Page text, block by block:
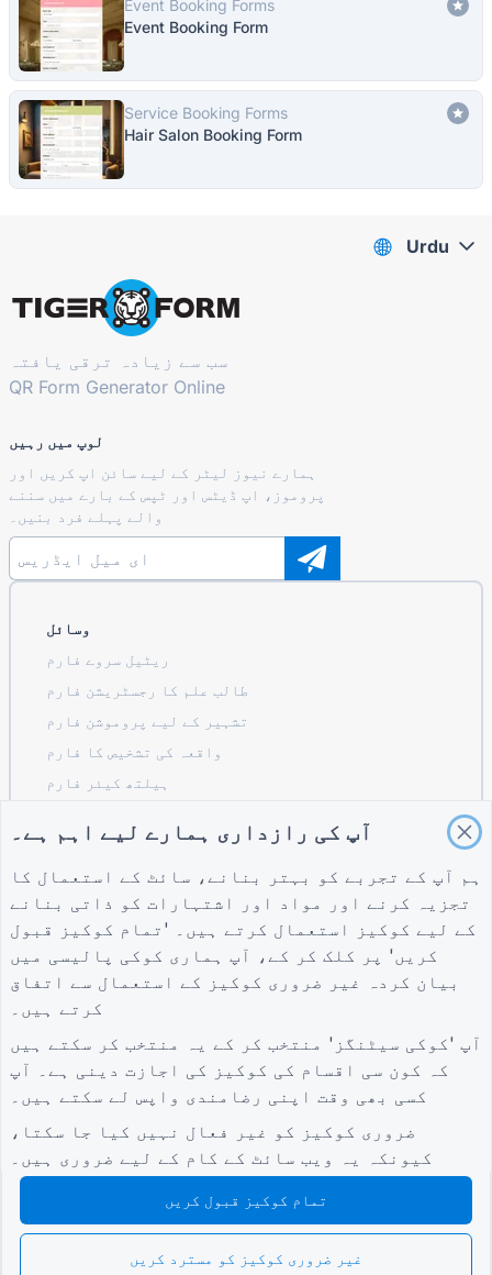
Event Booking Forms
Event Booking Form
Service Booking Forms
Hair Salon Booking Form
سب سے زیادہ ترقی یافتہ
QR Form Generator Online
لوپ میں رہیں
ہمارے نیوز لیٹر کے لیے سائن اپ کریں اور
پروموز، اپ ڈیٹس اور ٹپس کے بارے میں سننے
والے پہلے فرد بنیں۔
وسائل
ریٹیل سروے فارم
طالب علم کا رجسٹریشن فارم
تشہیر کے لیے پروموشن فارم
واقعہ کی تشخیص کا فارم
ہیلتھ کیئر فارم
تعمیر کے لیے پروجیکٹ کی تشخیص کا فارم
لاجسٹکس کے لیے سپلائر کی تشخیص کا فارم
یوٹیلٹیز کے لیے سروس کی درخواست کا فارم
کسٹمر مصروفیت کا فارم
امدادی مرکز
بلاگ
TIGER FORM گائیڈ
ہمارے بارے میں
ہم سے رابطہ کریں۔
شرائط
رازداری کی پالیسی
کوکی سیٹنگز
Urdu
آپ کی رازداری ہمارے لیے اہم ہے۔
ہم آپ کے تجربے کو بہتر بنانے، سائٹ کے استعمال کا
تجزیہ کرنے اور مواد اور اشتہارات کو ذاتی بنانے
کے لیے کوکیز استعمال کرتے ہیں۔ 'تمام کوکیز قبول
کریں' پر کلک کر کے، آپ ہماری کوکی پالیسی میں
بیان کردہ غیر ضروری کوکیز کے استعمال سے اتفاق
کرتے ہیں۔
آپ 'کوکی سیٹنگز' منتخب کر کے یہ منتخب کر سکتے ہیں
کہ کون سی اقسام کی کوکیز کی اجازت دینی ہے۔ آپ
کسی بھی وقت اپنی رضامندی واپس لے سکتے ہیں۔
ضروری کوکیز کو غیر فعال نہیں کیا جا سکتا،
کیونکہ یہ ویب سائٹ کے کام کے لیے ضروری ہیں۔
تمام کوکیز قبول کریں
غیر ضروری کوکیز کو مسترد کریں